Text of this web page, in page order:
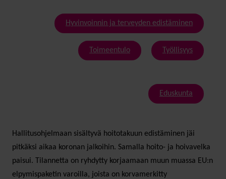
Hyvinvoinnin ja terveyden edistäminen
Toimeentulo Työllisyys
Eduskunta
Hallitusohjelmaan sisältyvä hoitotakuun edistäminen jäi
pitkäksi aikaa koronan jalkoihin. Samalla hoito- ja hoivavelka
paisui. Tilannetta on ryhdytty korjaamaan muun muassa EU:n
elpymispaketin varoilla, joista on korvamerkitty